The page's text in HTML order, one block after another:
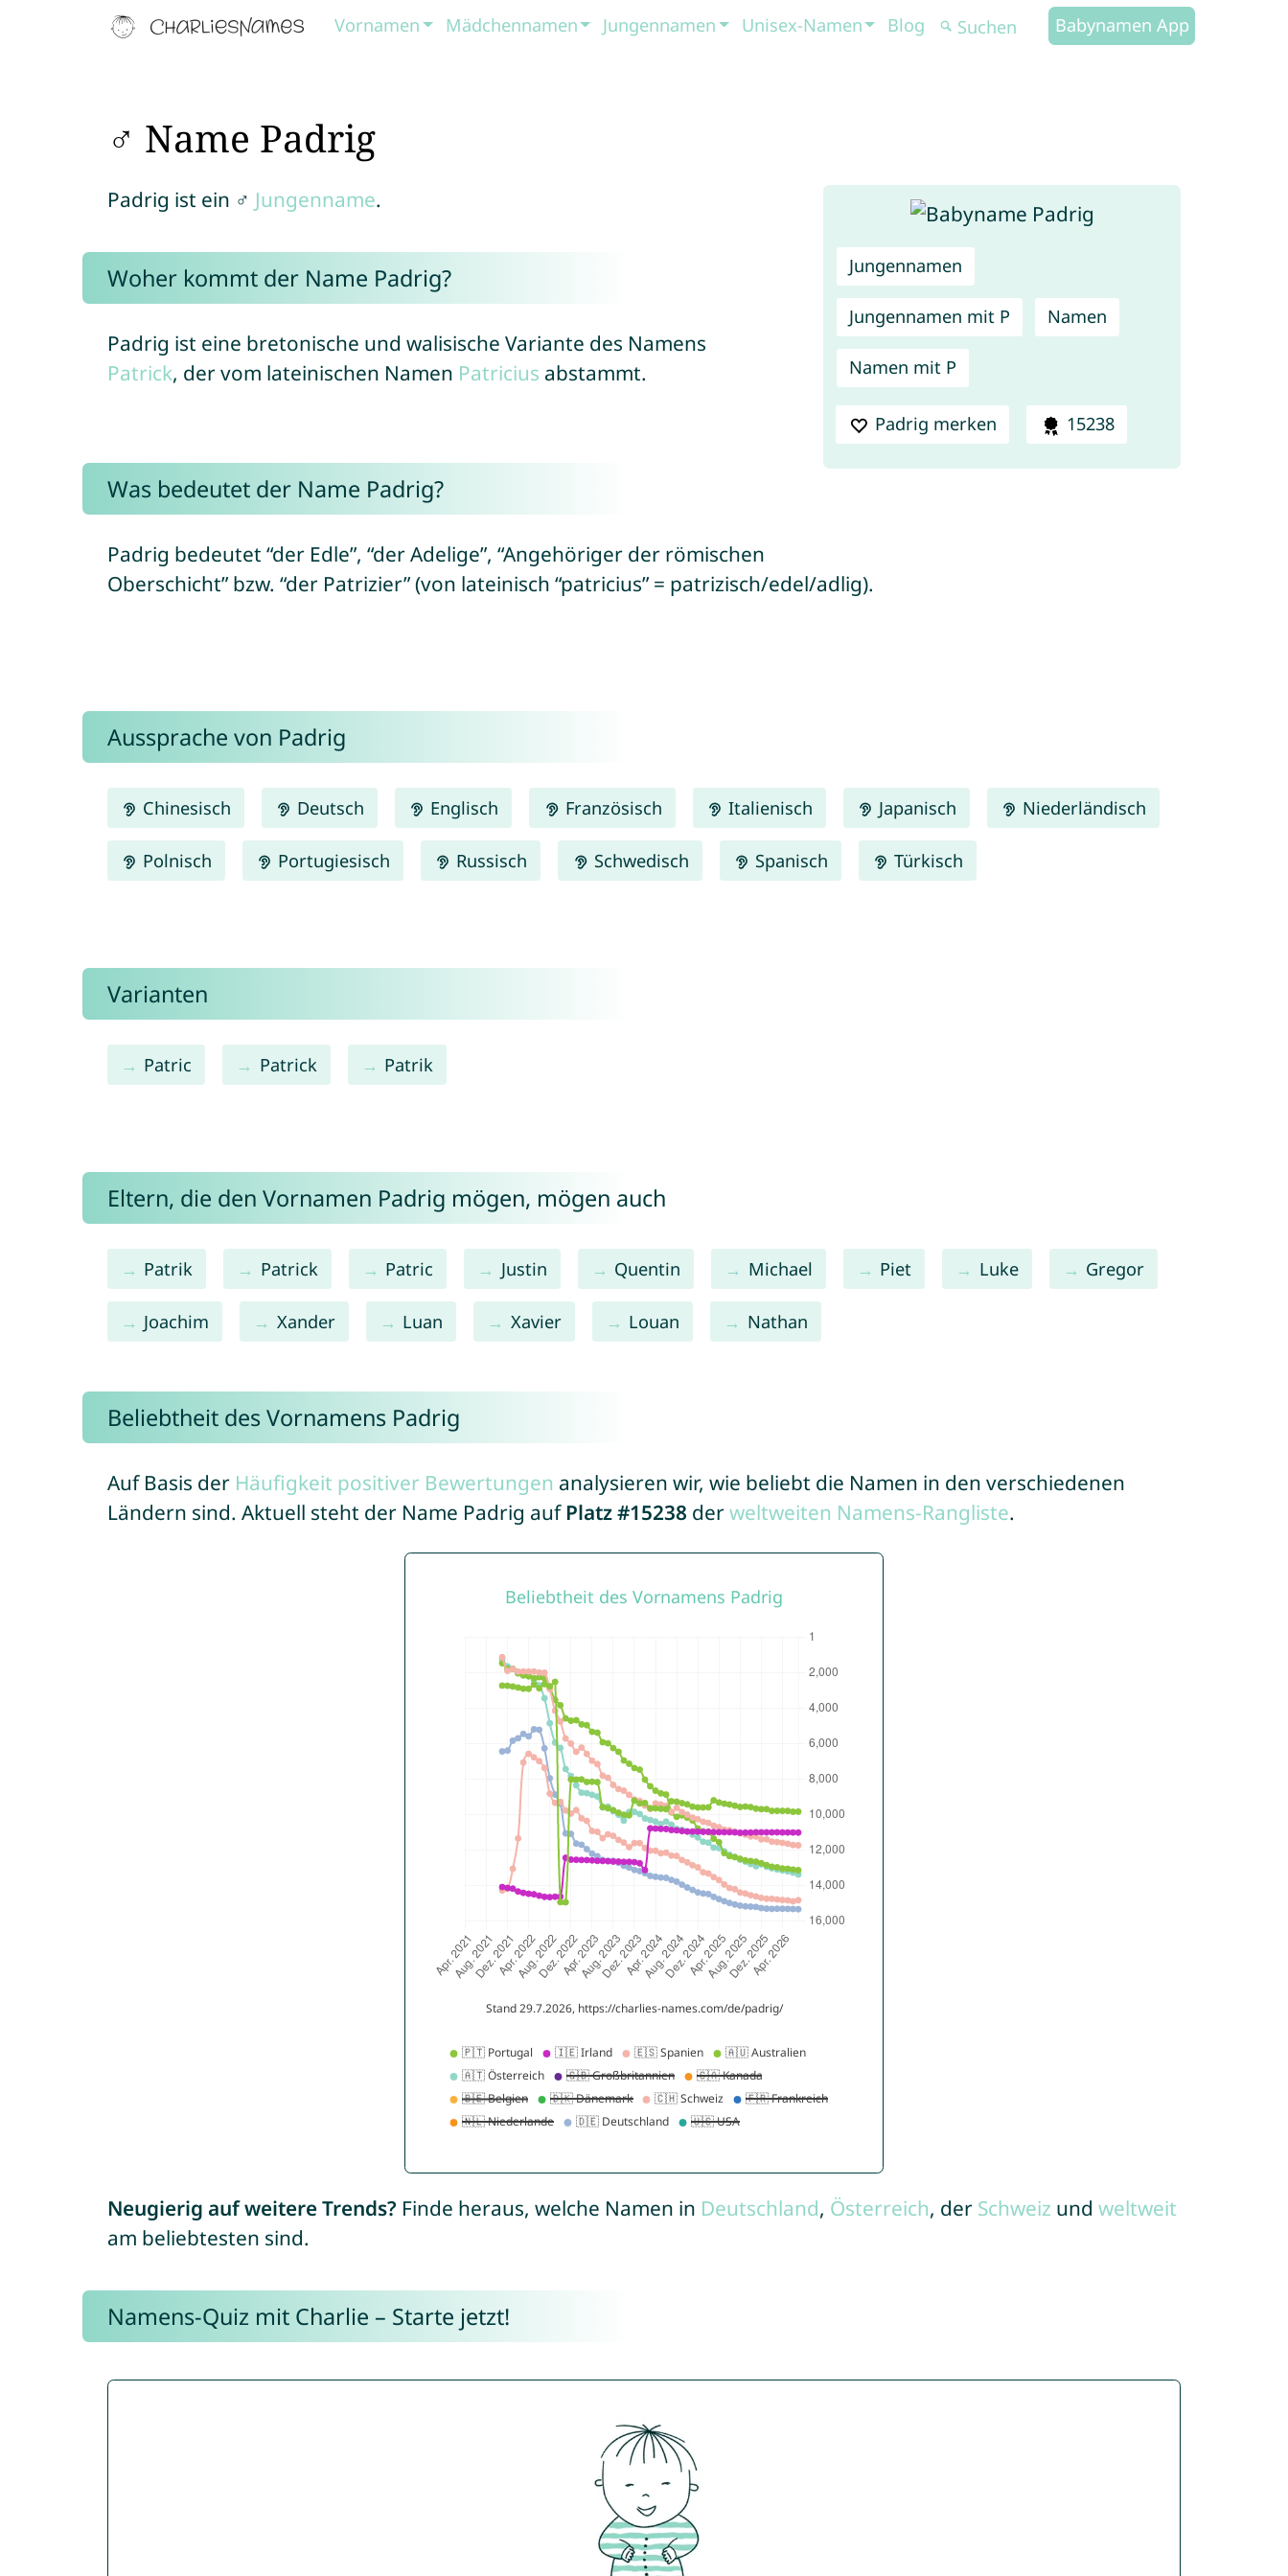
Vornamen Mädchennamen Jungennamen Unisex-Namen Blog Babynamen App
♂ Name Padrig
Jungennamen
Jungennamen mit P Namen
Namen mit P
Padrig merken 15238
Padrig ist ein ♂ Jungenname.
Woher kommt der Name Padrig?
Padrig ist eine bretonische und walisische Variante des Namens
Patrick, der vom lateinischen Namen Patricius abstammt.
Was bedeutet der Name Padrig?
Padrig bedeutet “der Edle”, “der Adelige”, “Angehöriger der römischen
Oberschicht” bzw. “der Patrizier” (von lateinisch “patricius” = patrizisch/edel/adlig).
Aussprache von Padrig
Chinesisch Deutsch Englisch Französisch Italienisch Japanisch Niederländisch
Polnisch Portugiesisch Russisch Schwedisch Spanisch Türkisch
Varianten
Patric Patrick Patrik
Eltern, die den Vornamen Padrig mögen, mögen auch
Patrik Patrick Patric Justin Quentin Michael Piet Luke Gregor
Joachim Xander Luan Xavier Louan Nathan
Beliebtheit des Vornamens Padrig
Auf Basis der Häufigkeit positiver Bewertungen analysieren wir, wie beliebt die Namen in den verschiedenen
Ländern sind. Aktuell steht der Name Padrig auf Platz #15238 derweltweiten Namens-Rangliste.
Neugierig auf weitere Trends? Finde heraus, welche Namen in Deutschland, Österreich, der Schweiz und weltweit
am beliebtesten sind.
Namens-Quiz mit Charlie – Starte jetzt!